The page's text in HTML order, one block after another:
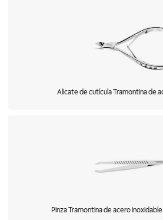
Alicate de cutícula Tramontina de
Pinza Tramontina de acero